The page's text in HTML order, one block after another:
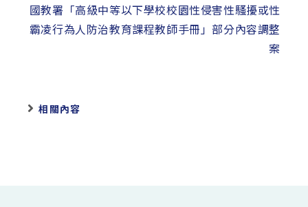
國教署「高級中等以下學校校園性侵害性騷擾或性
霸凌行為人防治教育課程教師手冊」部分內容調整
案
相關內容